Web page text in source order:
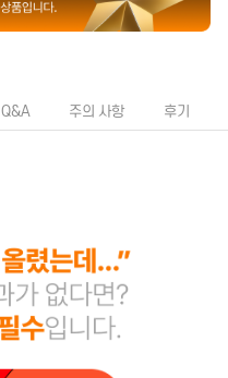
카페
지식인│질문 Q&A
Q&A 주의 사항 후기